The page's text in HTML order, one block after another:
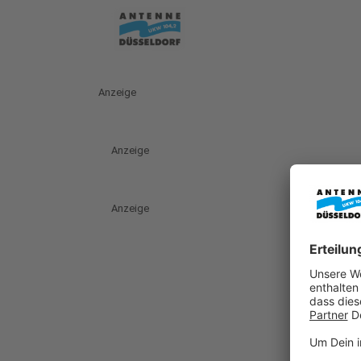
Anzeige
Anzeige
Anzeige